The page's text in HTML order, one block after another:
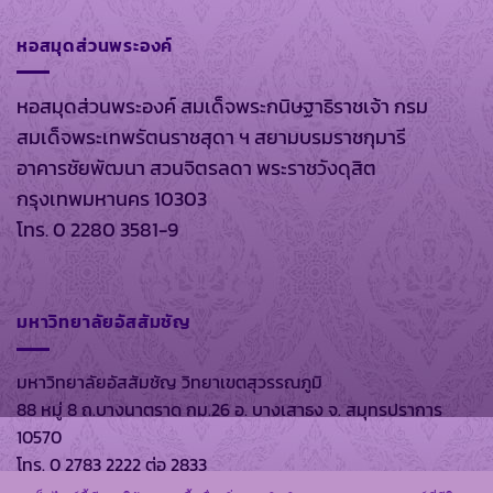
หอสมุดส่วนพระองค์
หอสมุดส่วนพระองค์ สมเด็จพระกนิษฐาธิราชเจ้า กรม
สมเด็จพระเทพรัตนราชสุดา ฯ สยามบรมราชกุมารี
อาคารชัยพัฒนา สวนจิตรลดา พระราชวังดุสิต
กรุงเทพมหานคร 10303
โทร. 0 2280 3581-9
มหาวิทยาลัยอัสสัมชัญ
มหาวิทยาลัยอัสสัมชัญ วิทยาเขตสุวรรณภูมิ
88 หมู่ 8 ถ.บางนาตราด กม.26 อ. บางเสาธง จ. สมุทรปราการ
10570
โทร. 0 2783 2222 ต่อ 2833